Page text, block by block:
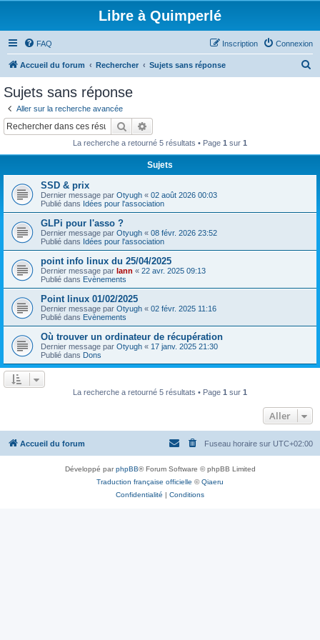
Libre à Quimperlé
FAQ Connexion
Inscription
Accueil du forum Rechercher Sujets sans réponse
Sujets sans réponse
Aller sur la recherche avancée
Rechercher
La recherche a retourné 5 résultats • Page 1 sur 1
Sujets
SSD & prix
Dernier message par Otyugh « 02 août 2026 00:03
Publié dans Idées pour l'association
GLPi pour l'asso ?
Dernier message par Otyugh « 08 févr. 2026 23:52
Publié dans Idées pour l'association
point info linux du 25/04/2025
Dernier message par lann « 22 avr. 2025 09:13
Publié dans Evènements
Point linux 01/02/2025
Dernier message par Otyugh « 02 févr. 2025 11:16
Publié dans Evènements
Où trouver un ordinateur de récupération
Dernier message par Otyugh « 17 janv. 2025 21:30
Publié dans Dons
La recherche a retourné 5 résultats • Page 1 sur 1
Aller
Accueil du forum Fuseau horaire sur UTC+02:00
Développé parphpBB® Forum Software © phpBB Limited
Traduction française officielle ©Qiaeru
Confidentialité | Conditions